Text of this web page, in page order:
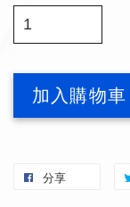
加入購物車
分享